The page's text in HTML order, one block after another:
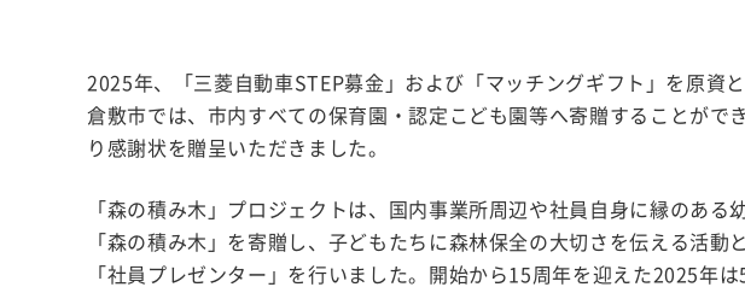
2025年、「三菱自動車STEP募金」および「マッチングギフト」を原資
倉敷市では、市内すべての保育園・認定こども園等へ寄贈することが
り感謝状を贈呈いただきました。
「森の積み木」プロジェクトは、国内事業所周辺や社員自身に縁のあ
「森の積み木」を寄贈し、子どもたちに森林保全の大切さを伝える活
「社員プレゼンター」を行いました。開始から15周年を迎えた2025年